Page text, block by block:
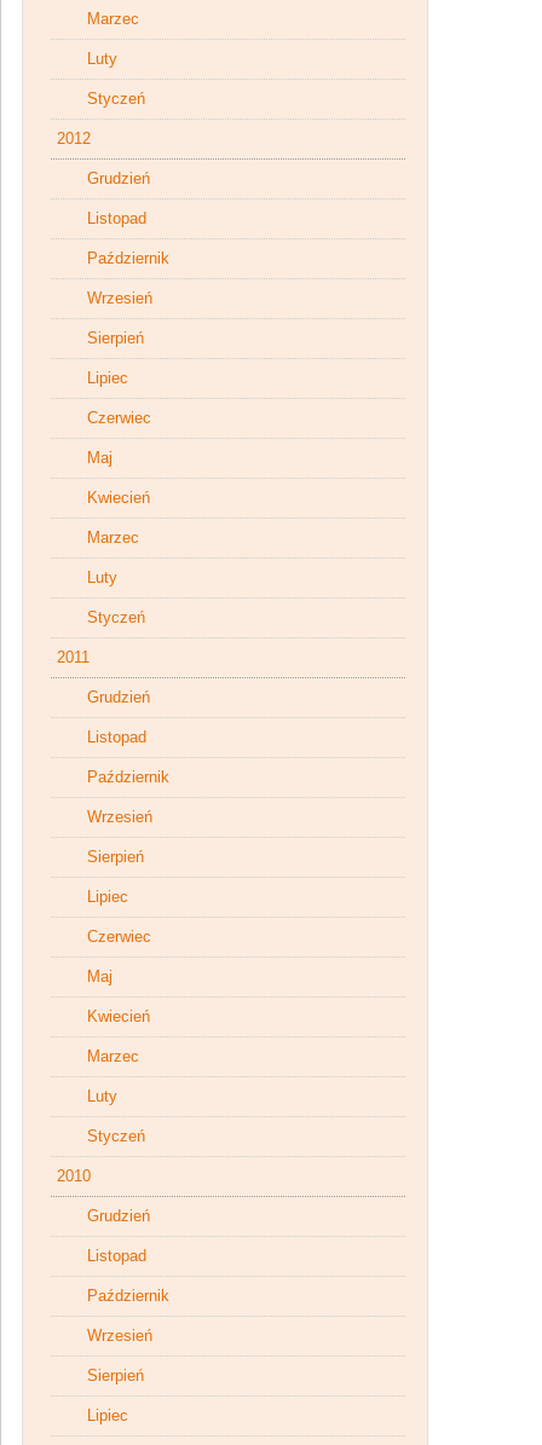
Marzec
Luty
Styczeń
2012
Grudzień
Listopad
Październik
Wrzesień
Sierpień
Lipiec
Czerwiec
Maj
Kwiecień
Marzec
Luty
Styczeń
2011
Grudzień
Listopad
Październik
Wrzesień
Sierpień
Lipiec
Czerwiec
Maj
Kwiecień
Marzec
Luty
Styczeń
2010
Grudzień
Listopad
Październik
Wrzesień
Sierpień
Lipiec